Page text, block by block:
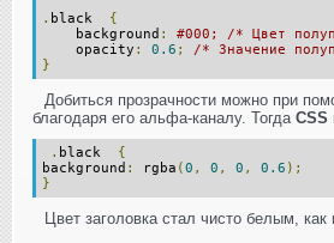
. black {
background :
#000; /* Цвет
opacity : 0.6 ;
/* Значение
}
Добиться прозрачности можно при
благодаря его альфа-каналу. Тогда CSS
. black {
background : rgba ( 0 , 0 , 0 , 0.6 );
}
Цвет заголовка стал чисто белым,